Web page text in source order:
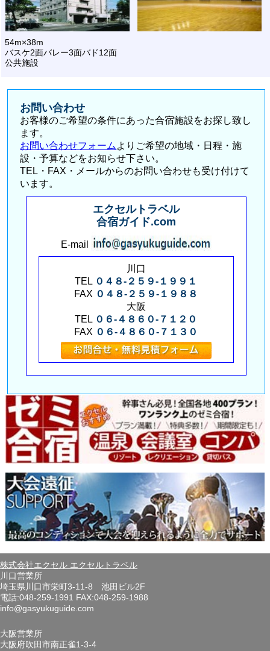
54m×38m
バスケ2面バレー3面バド12面
公共施設
お問い合わせ
お客様のご希望の条件にあった合宿施設をお探し致し
ます。
お問い合わせフォーム よりご希望の地域・日程・施
設・予算などをお知らせ下さい。
TEL・FAX・メールからのお問い合わせも受け付けて
います。
エクセルトラベル
合宿ガイド.com
E-mail
川口
TEL ０４８-２５９-１９９１
FAX ０４８-２５９-１９８８
大阪
TEL ０６-４８６０-７１２０
FAX ０６-４８６０-７１３０
株式会社エクセル エクセルトラベル
川口営業所
埼玉県川口市栄町3-11-8 池田ビル2F
電話:048-259-1991 FAX:048-259-1988
info@gasyukuguide.com
大阪営業所
大阪府吹田市南正雀1-3-4